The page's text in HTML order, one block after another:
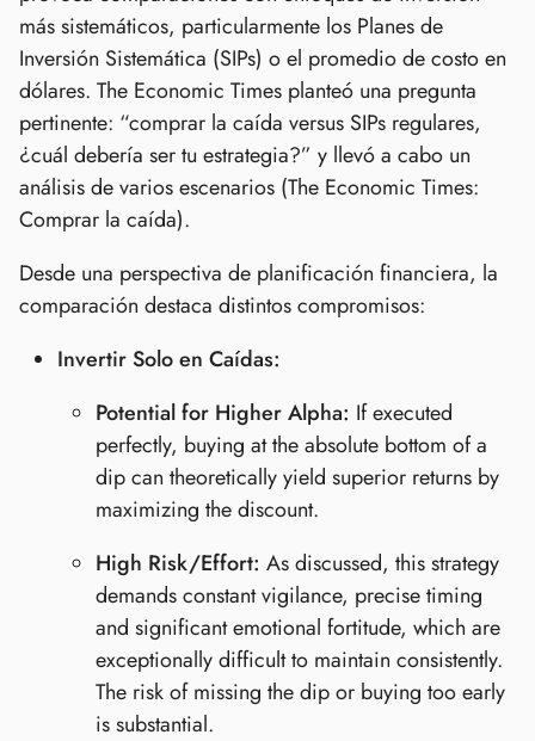
más sistemáticos, particularmente los Planes de
Inversión Sistemática (SIPs) o el promedio de costo en
dólares. The Economic Times planteó una pregunta
pertinente: “comprar la caída versus SIPs regulares,
¿cuál debería ser tu estrategia?” y llevó a cabo un
análisis de varios escenarios (The Economic Times:
Comprar la caída).
Desde una perspectiva de planificación financiera, la
comparación destaca distintos compromisos:
Invertir Solo en Caídas:
Potential for Higher Alpha: If executed
perfectly, buying at the absolute bottom of a
dip can theoretically yield superior returns by
maximizing the discount.
High Risk/Effort: As discussed, this strategy
demands constant vigilance, precise timing
and significant emotional fortitude, which are
exceptionally difficult to maintain consistently.
The risk of missing the dip or buying too early
is substantial.